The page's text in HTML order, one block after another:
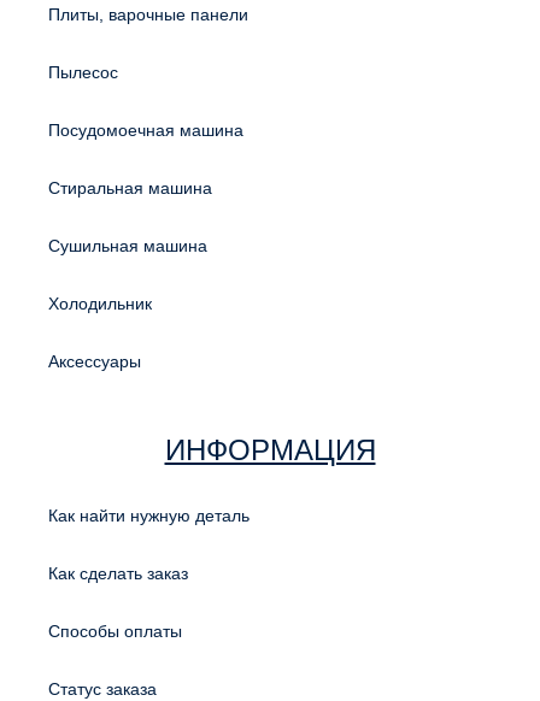
Плиты, варочные панели
Пылесос
Посудомоечная машина
Стиральная машина
Сушильная машина
Холодильник
Аксессуары
ИНФОРМАЦИЯ
Как найти нужную деталь
Как сделать заказ
Способы оплаты
Статус заказа